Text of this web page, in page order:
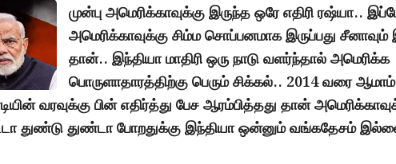
முன்பு அமெரிக்காவுக்கு இருந்த ஒரே எதிரி ரஷ்யா..
அமெரிக்காவுக்கு சிம்ம சொப்பனமாக இருப்பது சீனாவும்
தான்.. இந்தியா மாதிரி ஒரு நாடு வளர்ந்தால் அமெரிக்க
பொருளாதாரத்திற்கு பெரும் சிக்கல்.. 2014 வரை ஆமாம்
வரவுக்கு பின் எதிர்த்து பேச ஆரம்பித்தது தான்
துண்டு துண்டா போறதுக்கு இந்தியா ஒன்னும் வங்கதேசம்